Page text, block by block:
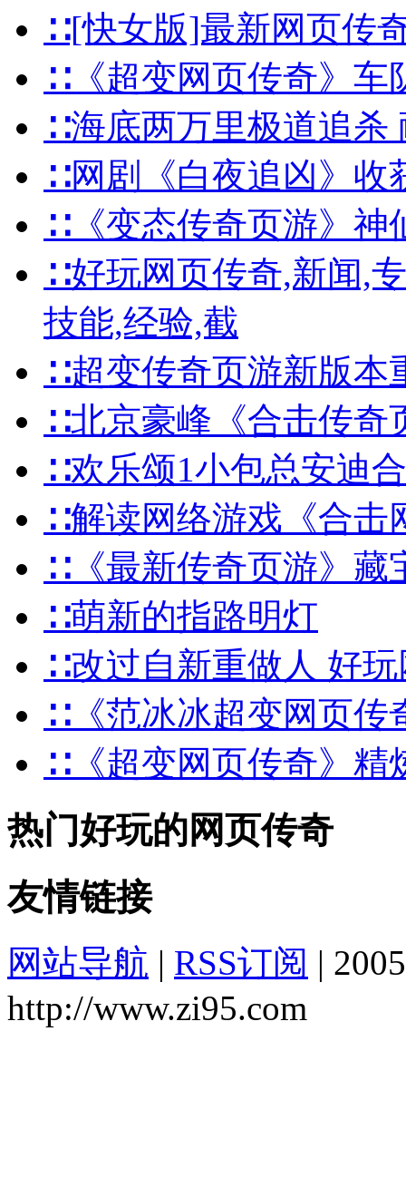
∷[快女版]最新网页传
∷《超变网页传奇》车
∷海底两万里极道追杀
∷网剧《白夜追凶》收
∷《变态传奇页游》神
∷好玩网页传奇,新闻,
技能,经验,截
∷超变传奇页游新版本
∷北京豪峰《合击传奇
∷欢乐颂1小包总安迪
∷解读网络游戏《合击
∷《最新传奇页游》藏
∷萌新的指路明灯
∷改过自新重做人 好
∷《范冰冰超变网页传
∷《超变网页传奇》精
热门好玩的网页传奇
友情链接
网站导航 | RSS订阅 |
http://www.zi95.com